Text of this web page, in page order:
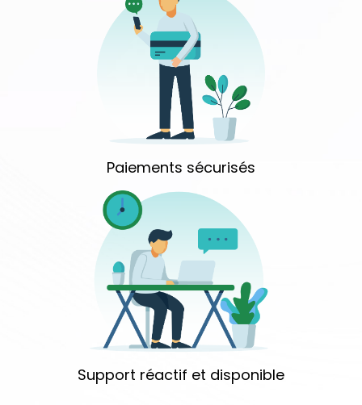
Paiements sécurisés
Support réactif et disponible